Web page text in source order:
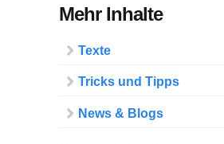
Mehr Inhalte
Texte
Tricks und Tipps
News & Blogs